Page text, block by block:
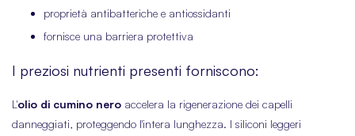
proprietà antibatteriche e antiossidanti
fornisce una barriera protettiva
I preziosi nutrienti presenti forniscono:
L'olio di cumino nero accelera la rigenerazione dei capelli
danneggiati, proteggendo l'intera lunghezza. I siliconi leggeri